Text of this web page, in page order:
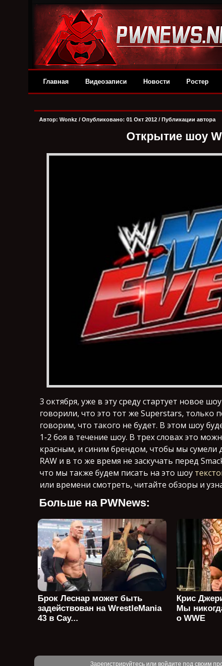
Главная Видеозаписи Новости Ростер
Автор: Wonkz / Опубликовано: 01 Окт 2012 / Публикации автора
Открытие шоу
3 октября, уже в эту среду стартует новое
говорили, что это тот же Superstars,
говорим, что такого не будет. В этом шоу
1-2 боя в течение шоу. В трех словах это
красным, и синим брендом, чтобы мы сумели
RAW и в то же время не заскучать перед
что мы также будем писать на это шоу
или времени смотреть, читайте обзоры и
Больше на PWNews:
Брок Леснар может быть
задействован на WrestleMania
43 в Сау...
Крис
Мы
о WWE
Зарегистрируйтесь или войдите под своим